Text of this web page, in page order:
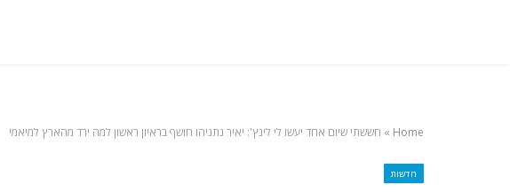
Home
» חששתי שיום אחד יעשו לי לינץ': יאיר נתניהו חושף בראיון ראשון למה ירד מהארץ למיאמי
חדשות